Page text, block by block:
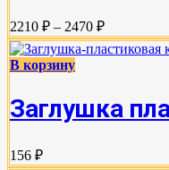
2210 ₽ – 2470 ₽
В корзину
Заглушка
156 ₽